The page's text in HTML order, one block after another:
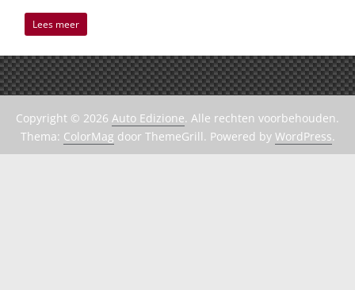
Lees meer
Copyright © 2026 Auto Edizione. Alle rechten voorbehouden.
Thema: ColorMag door ThemeGrill. Powered by WordPress.